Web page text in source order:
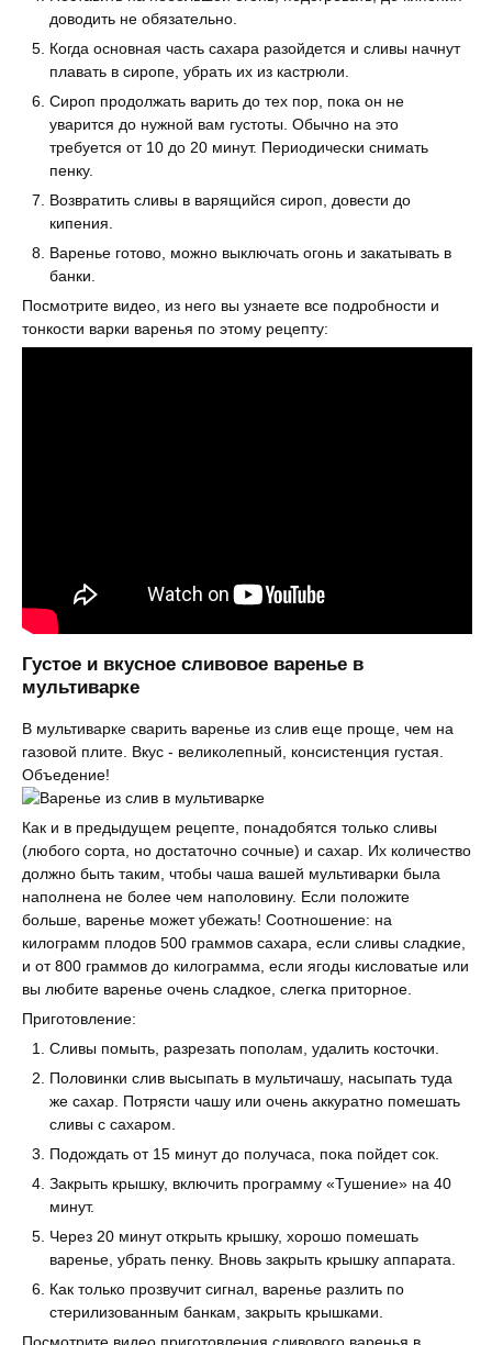
доводить не обязательно.
Когда основная часть сахара разойдется и сливы начнут
плавать в сиропе, убрать их из кастрюли.
Сироп продолжать варить до тех пор, пока он не
уварится до нужной вам густоты. Обычно на это
требуется от 10 до 20 минут. Периодически снимать
пенку.
Возвратить сливы в варящийся сироп, довести до
кипения.
Варенье готово, можно выключать огонь и закатывать в
банки.
Посмотрите видео, из него вы узнаете все подробности и
тонкости варки варенья по этому рецепту:
Густое и вкусное сливовое варенье в
мультиварке
В мультиварке сварить варенье из слив еще проще, чем на
газовой плите. Вкус - великолепный, консистенция густая.
Объедение!
Как и в предыдущем рецепте, понадобятся только сливы
(любого сорта, но достаточно сочные) и сахар. Их количество
должно быть таким, чтобы чаша вашей мультиварки была
наполнена не более чем наполовину. Если положите
больше, варенье может убежать! Соотношение: на
килограмм плодов 500 граммов сахара, если сливы сладкие,
и от 800 граммов до килограмма, если ягоды кисловатые или
вы любите варенье очень сладкое, слегка приторное.
Приготовление:
Сливы помыть, разрезать пополам, удалить косточки.
Половинки слив высыпать в мультичашу, насыпать туда
же сахар. Потрясти чашу или очень аккуратно помешать
сливы с сахаром.
Подождать от 15 минут до получаса, пока пойдет сок.
Закрыть крышку, включить программу «Тушение» на 40
минут.
Через 20 минут открыть крышку, хорошо помешать
варенье, убрать пенку. Вновь закрыть крышку аппарата.
Как только прозвучит сигнал, варенье разлить по
стерилизованным банкам, закрыть крышками.
Посмотрите видео приготовления сливового варенья в